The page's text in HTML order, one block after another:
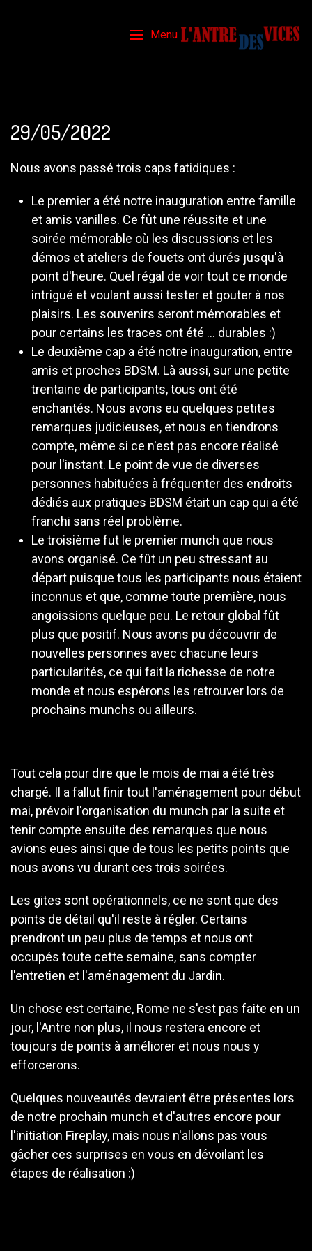
Menu
29/05/2022
Nous avons passé trois caps fatidiques :
Le premier a été notre inauguration entre famille
et amis vanilles. Ce fût une réussite et une
soirée mémorable où les discussions et les
démos et ateliers de fouets ont durés jusqu'à
point d'heure. Quel régal de voir tout ce monde
intrigué et voulant aussi tester et gouter à nos
plaisirs. Les souvenirs seront mémorables et
pour certains les traces ont été ... durables :)
Le deuxième cap a été notre inauguration, entre
amis et proches BDSM. Là aussi, sur une petite
trentaine de participants, tous ont été
enchantés. Nous avons eu quelques petites
remarques judicieuses, et nous en tiendrons
compte, même si ce n'est pas encore réalisé
pour l'instant. Le point de vue de diverses
personnes habituées à fréquenter des endroits
dédiés aux pratiques BDSM était un cap qui a été
franchi sans réel problème.
Le troisième fut le premier munch que nous
avons organisé. Ce fût un peu stressant au
départ puisque tous les participants nous étaient
inconnus et que, comme toute première, nous
angoissions quelque peu. Le retour global fût
plus que positif. Nous avons pu découvrir de
nouvelles personnes avec chacune leurs
particularités, ce qui fait la richesse de notre
monde et nous espérons les retrouver lors de
prochains munchs ou ailleurs.
Tout cela pour dire que le mois de mai a été très
chargé. Il a fallut finir tout l'aménagement pour début
mai, prévoir l'organisation du munch par la suite et
tenir compte ensuite des remarques que nous
avions eues ainsi que de tous les petits points que
nous avons vu durant ces trois soirées.
Les gites sont opérationnels, ce ne sont que des
points de détail qu'il reste à régler. Certains
prendront un peu plus de temps et nous ont
occupés toute cette semaine, sans compter
l'entretien et l'aménagement du Jardin.
Un chose est certaine, Rome ne s'est pas faite en un
jour, l'Antre non plus, il nous restera encore et
toujours de points à améliorer et nous nous y
efforcerons.
Quelques nouveautés devraient être présentes lors
de notre prochain munch et d'autres encore pour
l'initiation Fireplay, mais nous n'allons pas vous
gâcher ces surprises en vous en dévoilant les
étapes de réalisation :)